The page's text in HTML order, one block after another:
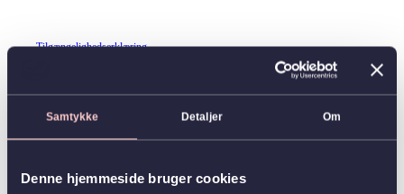
Samtykke Detaljer Om
Denne hjemmeside bruger cookies
Tilgængelighedserklæring